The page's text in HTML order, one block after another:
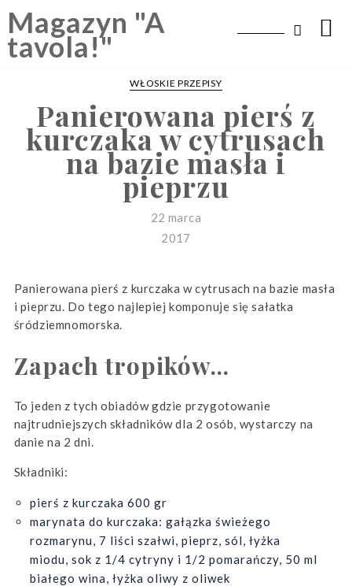
Skip
to
content
Magazyn "A
tavola!"
WŁOSKIE PRZEPISY
Panierowana pierś z
kurczaka w cytrusach
na bazie masła i
pieprzu
22 marca
2017
Panierowana pierś z kurczaka w cytrusach na bazie masła
i pieprzu. Do tego najlepiej komponuje się sałatka
śródziemnomorska.
Zapach tropików…
To jeden z tych obiadów gdzie przygotowanie
najtrudniejszych składników dla 2 osób, wystarczy na
danie na 2 dni.
Składniki:
pierś z kurczaka 600 gr
marynata do kurczaka: gałązka świeżego
rozmarynu, 7 liści szałwi, pieprz, sól, łyżka
miodu, sok z 1/4 cytryny i 1/2 pomarańczy, 50 ml
białego wina, łyżka oliwy z oliwek